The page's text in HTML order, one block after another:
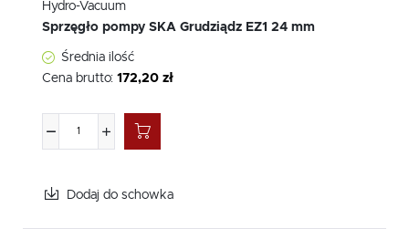
Hydro-Vacuum
Sprzęgło pompy SKA Grudziądz EZ1 24 mm
Średnia ilość
Cena brutto: 172,20 zł
Dodaj do schowka